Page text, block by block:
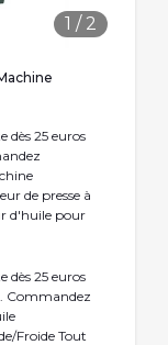
1 / 2
25 euros
de presse à
d'huile pour
25 euros
Commandez
Froide Tout